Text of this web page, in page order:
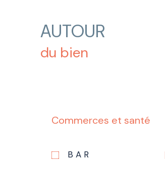
AUTOUR
du bien
Commerces et santé
BAR